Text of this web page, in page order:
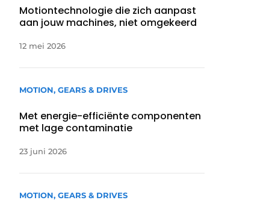
Motiontechnologie die zich aanpast
aan jouw machines, niet omgekeerd
12 mei 2026
MOTION, GEARS & DRIVES
Met energie-efficiënte componenten
met lage contaminatie
23 juni 2026
MOTION, GEARS & DRIVES